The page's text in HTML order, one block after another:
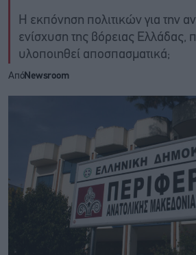
Η εκπόνηση πολιτικών για την
ενίσχυση της βόρειας Ελλάδας,
υλοποιηθεί αποσπασματικά;
ΑπόNewsroom